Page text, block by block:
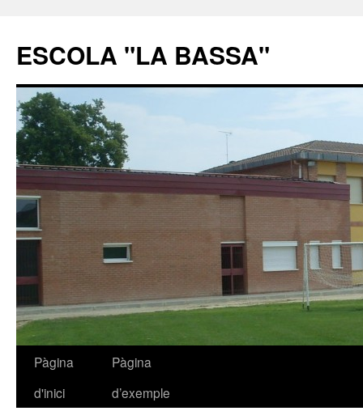
ESCOLA "LA BASSA"
Vés
Pàgina
d'inici
Pàgina
d’exemple